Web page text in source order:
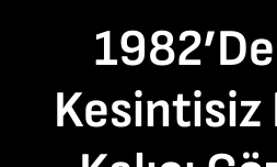
Kesintisiz